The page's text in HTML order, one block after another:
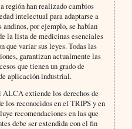
región han realizado cambios
intelectual para adaptarse a
por ejemplo, se habían
la lista de medicinas esenciales
que variar sus leyes. Todas las
garantizan actualmente las
que tienen un grado de
aplicación industrial.
extiende los derechos de
los reconocidos en el TRIPS y en
recomendaciones en las que
debe ser extendida con el fin